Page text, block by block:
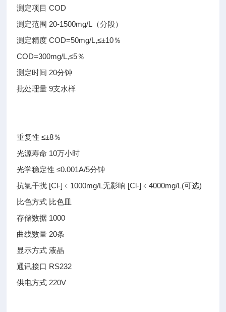
测定项目 COD
测定范围 20-1500mg/L（分段）
测定精度 COD=50mg/L,≤±10％
COD=300mg/L,≤5％
测定时间 20分钟
批处理量 9支水样
重复性 ≤±8％
光源寿命 10万小时
光学稳定性 ≤0.001A/5分钟
抗氯干扰 [Cl-]﹤1000mg/L无影响 [Cl-]﹤4000mg/L(可选)
比色方式 比色皿
存储数据 1000
曲线数量 20条
显示方式 液晶
通讯接口 RS232
供电方式 220V